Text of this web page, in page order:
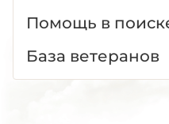
Помощь в
База ветеранов